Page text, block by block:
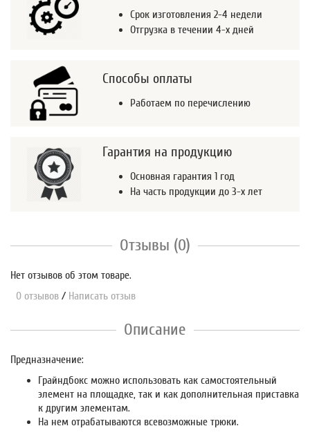
Срок изготовления 2-4 недели
Отгрузка в течении 4-х дней
Способы оплаты
Работаем по перечислению
Гарантия на продукцию
Основная гарантия 1 год
На часть продукции до 3-х лет
Отзывы (0)
Нет отзывов об этом товаре.
0 отзывов / Написать отзыв
Описание
Предназначение:
Грайндбокс можно использовать как самостоятельный
элемент на площадке, так и как дополнительная приставка
к другим элементам.
На нем отрабатываются всевозможные трюки.